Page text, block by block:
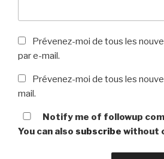
Prévenez-moi de tous les
par e-mail.
Prévenez-moi de tous les
mail.
Notify me of followup
You can also subscribe without